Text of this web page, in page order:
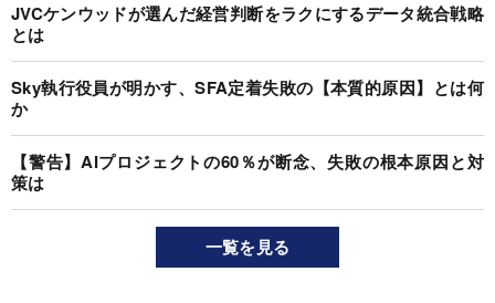
JVCケンウッドが選んだ経営判断をラクにするデータ統合戦略
とは
Sky執行役員が明かす、SFA定着失敗の【本質的原因】とは何
か
【警告】AIプロジェクトの60％が断念、失敗の根本原因と対
策は
一覧を見る